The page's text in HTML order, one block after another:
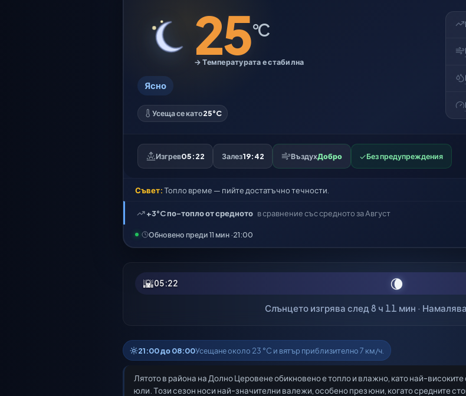
25°C
→ Температурата е стабилна
Ясно
Усеща се като25°C
Изгрев05:22 Залез19:42 ВъздухДобро ✓Без предупреждения
Съвет:Топло време — пийте достатъчно течности.
+3°C по-топло от средното в сравнение със средното за Август
Обновено преди 11 мин ·21:00
🌇05:22 🌘
Слънцето изгрява след 8 ч 11 мин ·
21:00 до 08:00Усещане около 23 °C и вятър приблизително 7 км/ч.
Лятото в района на Долно Церовене обикновено е топло и влажно, като най-
юли. Този сезон носи най-значителни валежи, особено през юни, когато средните